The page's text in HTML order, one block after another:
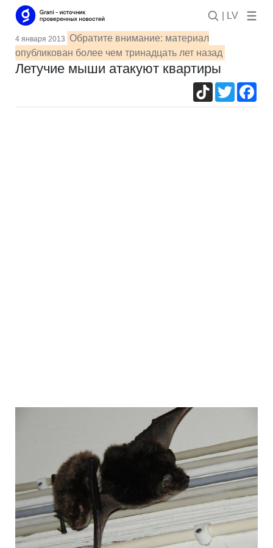
| LV
4 января 2013 Обратите внимание: материал
опубликован более чем тринадцать лет назад
Летучие мыши атакуют квартиры
TikTokTwitter